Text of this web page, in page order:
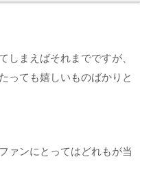
しまえばそれまでですが、
っても嬉しいものばかりと
ァンにとってはどれもが当